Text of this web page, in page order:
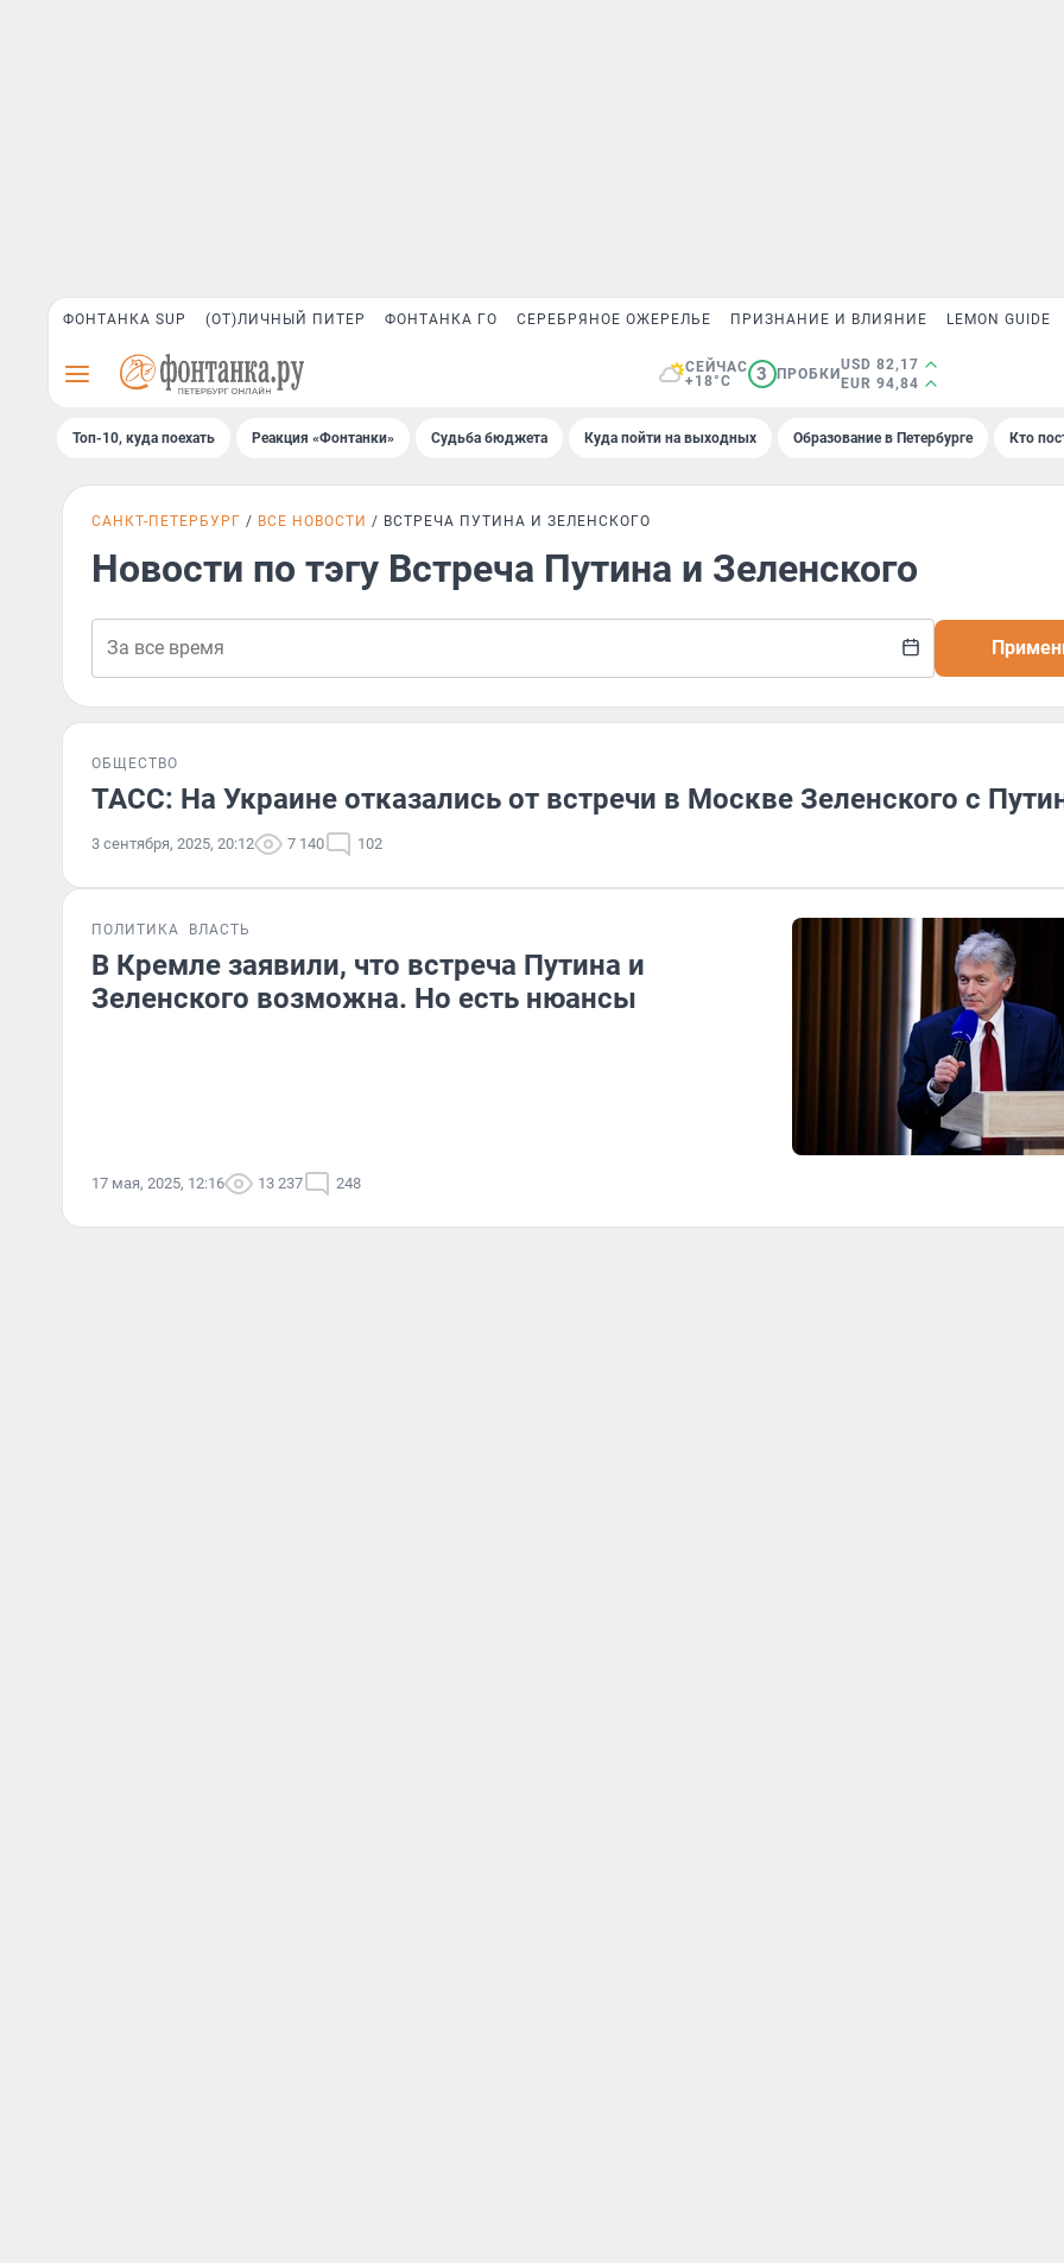
ФОНТАНКА SUP (ОТ)ЛИЧНЫЙ ПИТЕР ФОНТАНКА ГО СЕРЕБРЯНОЕ ОЖЕРЕЛЬЕ ПРИЗНАНИЕ И ВЛИЯНИЕ LEMON GUIDE
СЕЙЧАС
+18°C
3 ПРОБКИ
USD 82,17
EUR 94,84
Топ-10, куда поехать Реакция «Фонтанки» Судьба бюджета Куда пойти на выходных Образование в Петербурге Кто
САНКТ-ПЕТЕРБУРГ ВСЕ НОВОСТИ ВСТРЕЧА ПУТИНА И ЗЕЛЕНСКОГО
Новости по тэгу Встреча Путина и Зеленского
ОБЩЕСТВО
ТАСС: На Украине отказались от встречи в Москве Зеленского с
3 сентября, 2025, 20:12 7 140 102
ПОЛИТИКА ВЛАСТЬ
В Кремле заявили, что встреча Путина и
Зеленского возможна. Но есть нюансы
17 мая, 2025, 12:16 13 237 248